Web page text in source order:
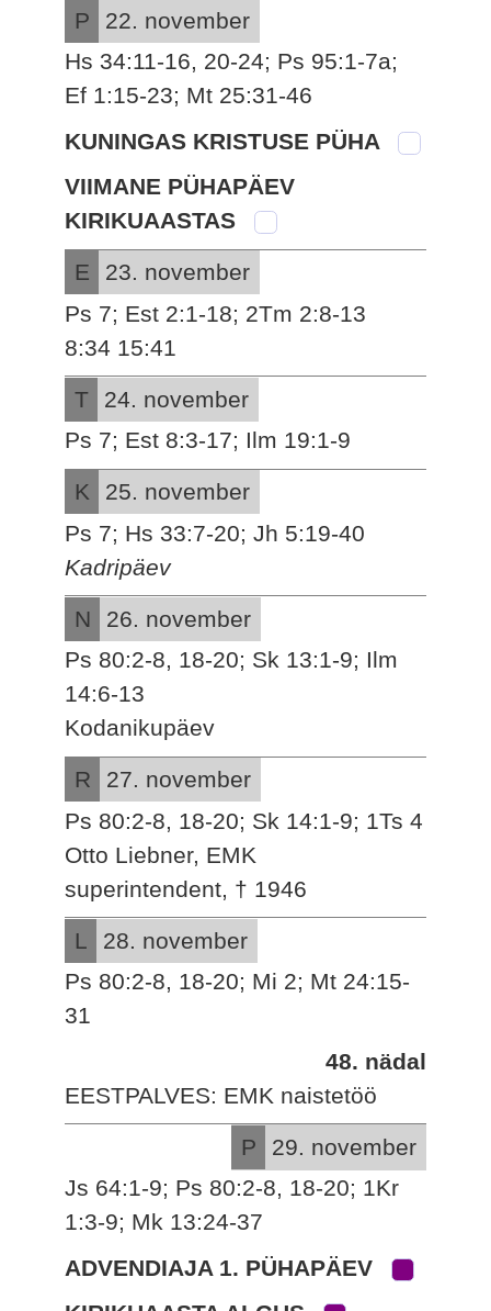
P
22. november
Hs 34:11-16, 20-24; Ps 95:1-7a;
Ef 1:15-23; Mt 25:31-46
KUNINGAS KRISTUSE PÜHA
VIIMANE PÜHAPÄEV
KIRIKUAASTAS
E
23. november
Ps 7; Est 2:1-18; 2Tm 2:8-13
8:34 15:41
T
24. november
Ps 7; Est 8:3-17; Ilm 19:1-9
K
25. november
Ps 7; Hs 33:7-20; Jh 5:19-40
Kadripäev
N
26. november
Ps 80:2-8, 18-20; Sk 13:1-9; Ilm
14:6-13
Kodanikupäev
R
27. november
Ps 80:2-8, 18-20; Sk 14:1-9; 1Ts 4
Otto Liebner, EMK
superintendent, † 1946
L
28. november
Ps 80:2-8, 18-20; Mi 2; Mt 24:15-
31
48. nädal
EESTPALVES: EMK naistetöö
P
29. november
Js 64:1-9; Ps 80:2-8, 18-20; 1Kr
1:3-9; Mk 13:24-37
ADVENDIAJA 1. PÜHAPÄEV